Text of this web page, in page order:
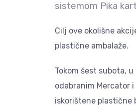
sistemom Pika
Cilj ove okolišne
plastične ambalaže.
Tokom šest subota,
odabranim Mercator
iskorištene plastične